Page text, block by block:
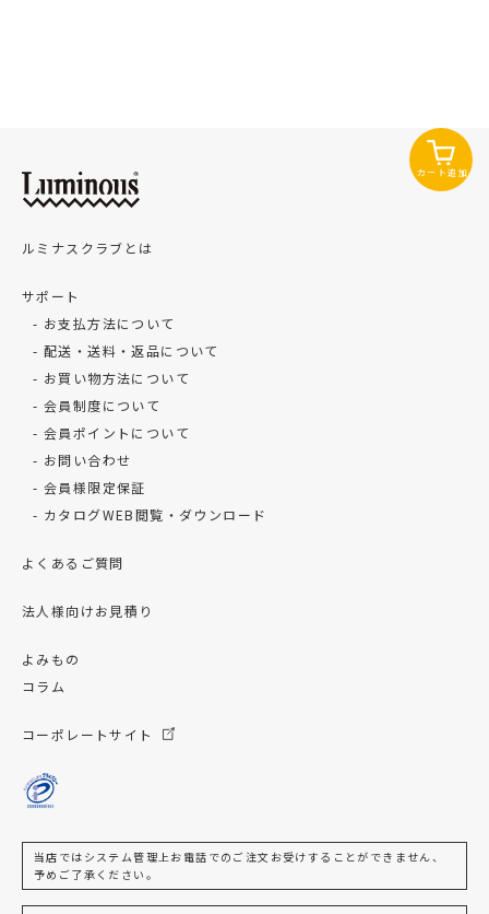
カート追加
ルミナスクラブとは
サポート
お支払方法について
配送・送料・返品について
お買い物方法について
会員制度について
会員ポイントについて
お問い合わせ
会員様限定保証
カタログWEB閲覧・ダウンロード
よくあるご質問
法人様向けお見積り
よみもの
コラム
コーポレートサイト
当店ではシステム管理上お電話でのご注文お受けすることができません、
予めご了承ください。